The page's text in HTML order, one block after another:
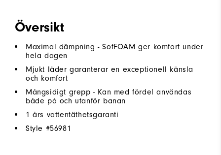
Översikt
Maximal dämpning - SofFOAM ger komfort under
hela dagen
Mjukt läder garanterar en exceptionell känsla
och komfort
Mångsidigt grepp - Kan med fördel användas
både på och utanför banan
1 års vattentäthetsgaranti
Style #56981